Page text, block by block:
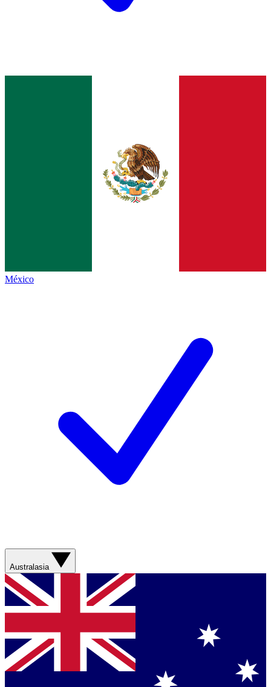
México
Australasia